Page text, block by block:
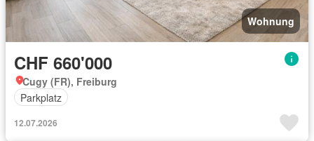
Wohnung
CHF 660'000
Cugy (FR), Freiburg
Parkplatz
12.07.2026